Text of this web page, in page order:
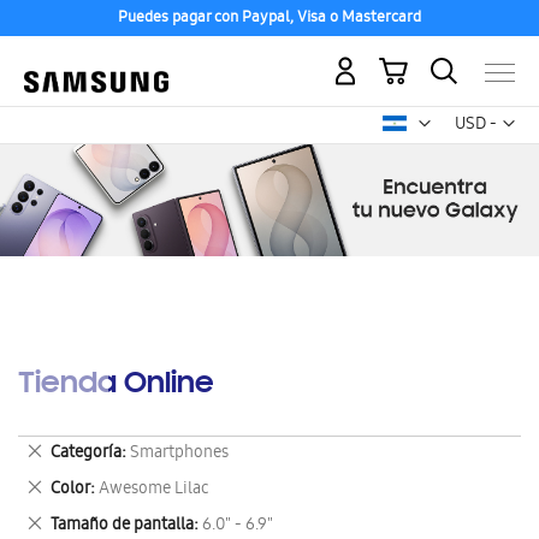
Puedes pagar con Paypal, Visa o Mastercard
USD -
dólar
Mi carrito
Tienda Online
Categoría Smartphones
Eliminar
este
artículo
Color Awesome Lilac
Eliminar
este
Tamaño de pantalla 6.0" - 6.9"
Eliminar